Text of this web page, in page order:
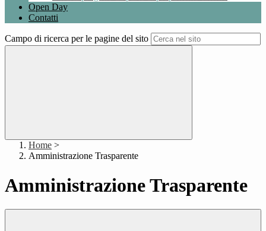
Open Day
Contatti
Campo di ricerca per le pagine del sito
Home >
Amministrazione Trasparente
Amministrazione Trasparente